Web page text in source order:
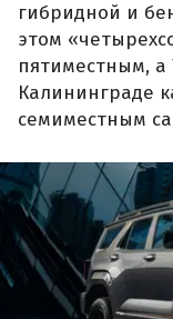
гибридной и
этом
пятиместным, а
Калининграде
семиместным